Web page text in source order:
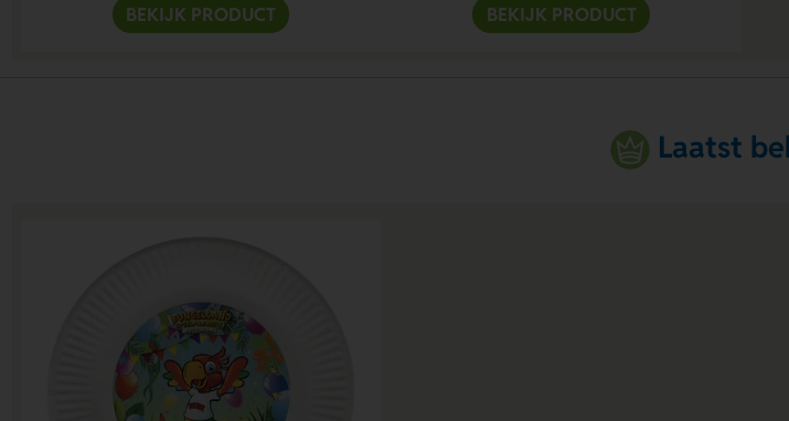
BEKIJK PRODUCT BEKIJK PRODUCT
Laatst